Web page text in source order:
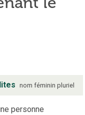
nom féminin pluriel
personne